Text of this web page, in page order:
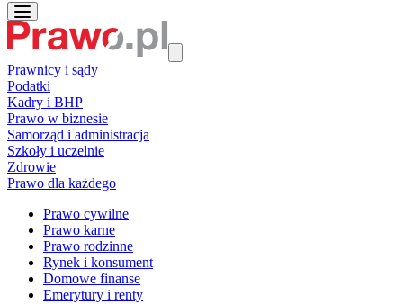
Prawnicy i sądy
Podatki
Kadry i BHP
Prawo w biznesie
Samorząd i administracja
Szkoły i uczelnie
Zdrowie
Prawo dla każdego
Prawo cywilne
Prawo karne
Prawo rodzinne
Rynek i konsument
Domowe finanse
Emerytury i renty